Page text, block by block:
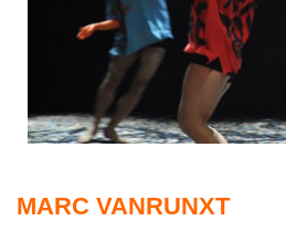
MARC VANRUNXT